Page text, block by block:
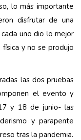
lo más importante
disfrutar de una
uno dio lo mejor
y no se produjo
las dos pruebas
el evento y
y 18 de junio- las
y parapente
tras la pandemia.